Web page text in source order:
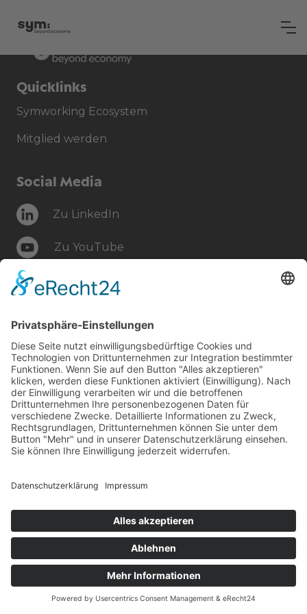
Quicklinks
Symworking Ecosystem
Mitglied werden
Social Media
Zu LinkedIn
Zu YouTube
Impressum
Datenschutzerklärung
© 2024 Sym GmbH